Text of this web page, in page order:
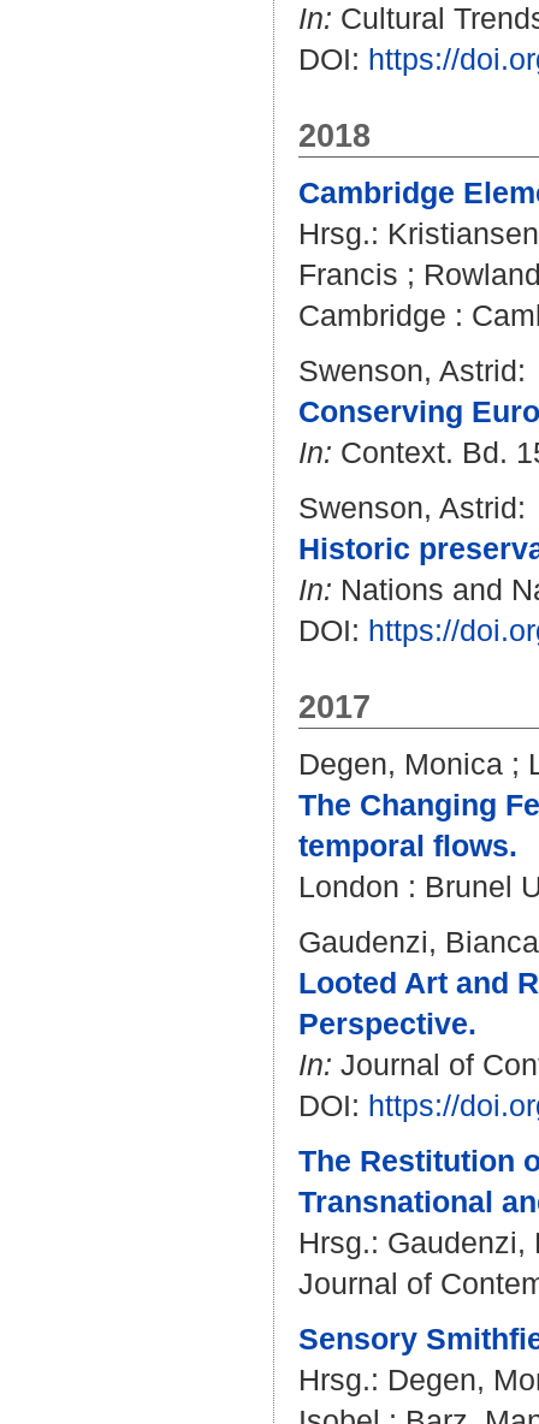
In: Cultural
DOI: https://
2018
Cambridge
Hrsg.:
Francis ;
Cambridge :
Swenson, Astrid:
Conserving
In: Context. Bd.
Swenson, Astrid:
Historic
In: Nations and
DOI: https://
2017
Degen, Monica ;
The Changing
temporal flows.
London : Brunel
Gaudenzi, Bianca
Looted Art and
Perspective.
In: Journal of
DOI: https://
The Restitution
Transnational
Hrsg.: Gaudenzi,
Journal of
Sensory
Hrsg.: Degen,